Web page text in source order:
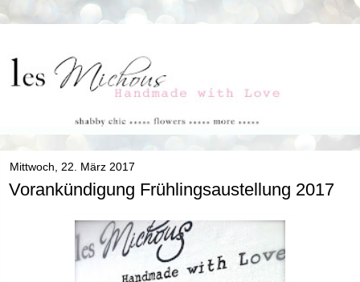
Mittwoch, 22. März 2017
Vorankündigung Frühlingsaustellung 2017